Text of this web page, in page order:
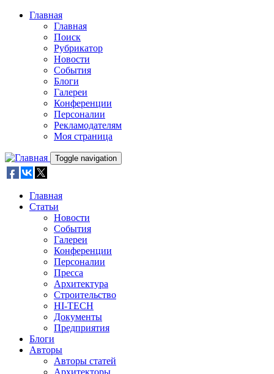
Skip to main content
Главная
Главная
Поиск
Рубрикатор
Новости
События
Блоги
Галереи
Конференции
Персоналии
Рекламодателям
Моя страница
Toggle navigation
Главная
Статьи
Новости
События
Галереи
Конференции
Персоналии
Пресса
Архитектура
Строительство
HI-TECH
Документы
Предприятия
Блоги
Авторы
Авторы статей
Архитекторы